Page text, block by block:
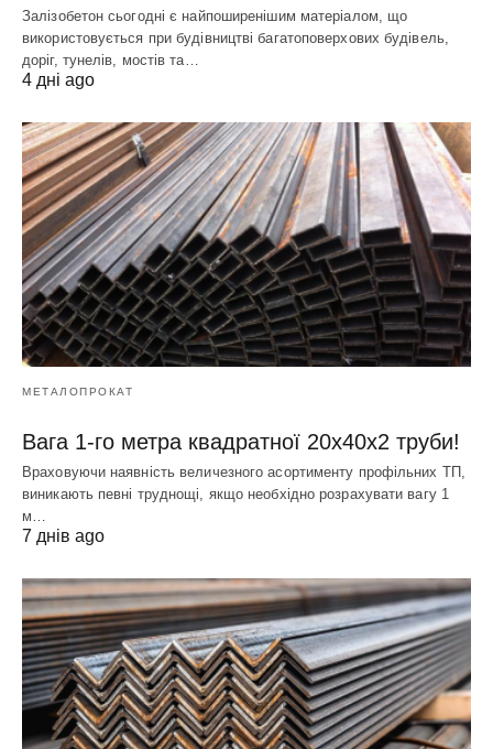
Залізобетон сьогодні є найпоширенішим матеріалом, що
використовується при будівництві багатоповерхових будівель,
доріг, тунелів, мостів та…
4 дні ago
МЕТАЛОПРОКАТ
Вага 1-го метра квадратної 20х40х2 труби!
Враховуючи наявність величезного асортименту профільних ТП,
виникають певні труднощі, якщо необхідно розрахувати вагу 1
м…
7 днів ago